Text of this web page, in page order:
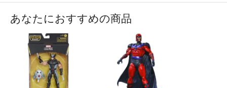
あなたにおすすめの商品